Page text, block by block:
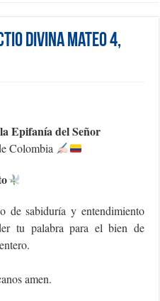
Divina Mateo 4,
Epifanía del Señor
Colombia
de sabiduría y entendimiento
tu palabra para el bien de
amen.